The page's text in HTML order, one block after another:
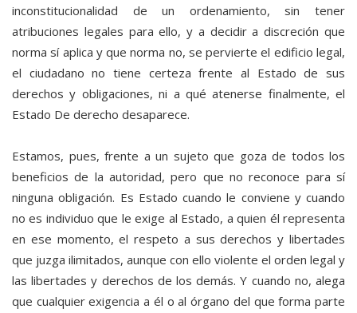
inconstitucionalidad de un ordenamiento, sin tener
atribuciones legales para ello, y a decidir a discreción que
norma sí aplica y que norma no, se pervierte el edificio legal,
el ciudadano no tiene certeza frente al Estado de sus
derechos y obligaciones, ni a qué atenerse finalmente, el
Estado De derecho desaparece.
Estamos, pues, frente a un sujeto que goza de todos los
beneficios de la autoridad, pero que no reconoce para sí
ninguna obligación. Es Estado cuando le conviene y cuando
no es individuo que le exige al Estado, a quien él representa
en ese momento, el respeto a sus derechos y libertades
que juzga ilimitados, aunque con ello violente el orden legal y
las libertades y derechos de los demás. Y cuando no, alega
que cualquier exigencia a él o al órgano del que forma parte